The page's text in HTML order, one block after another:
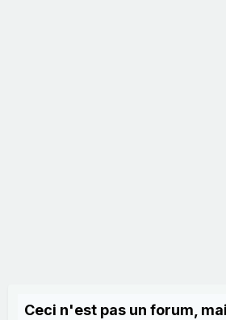
Ceci n'est pas un forum,